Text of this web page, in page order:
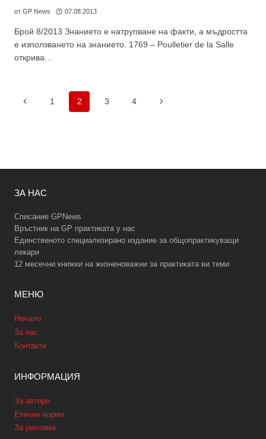
от GP News 07.08.2013
Брой 8/2013 Знанието е натрупване на факти, а мъдростта
е използването на знанието. 1769 – Poulletier de la Salle
открива…
Навигация
Предишна
1 2 3 4
Следваща
ЗА НАС
Списание GPNews
Връстник на GP практиката у нас
Единственото специализирано издание за общопрактикуващи
лекари
12 месечни книжки на жизненоважни за практиката ви теми
МЕНЮ
Начало
За нас
Контакти
ИНФОРМАЦИЯ
За автори
Етични норми
За реклама